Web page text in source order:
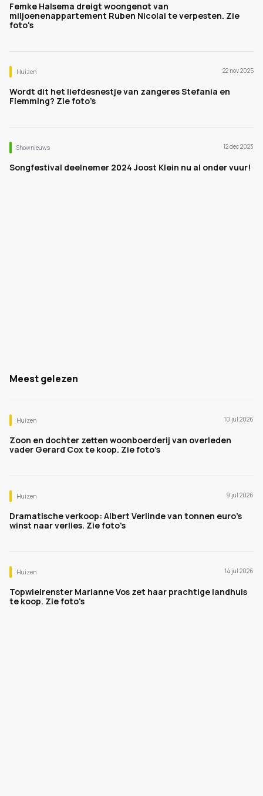
Femke Halsema dreigt woongenot van
miljoenenappartement Ruben Nicolai te verpesten. Zie
foto's
Huizen 22 nov 2025
Wordt dit het liefdesnestje van zangeres Stefania en
Flemming? Zie foto’s
Shownieuws 12 dec 2023
Songfestival deelnemer 2024 Joost Klein nu al onder vuur!
Meest gelezen
Huizen 10 jul 2026
Zoon en dochter zetten woonboerderij van overleden
vader Gerard Cox te koop. Zie foto's
Huizen 9 jul 2026
Dramatische verkoop: Albert Verlinde van tonnen euro's
winst naar verlies. Zie foto's
Huizen 14 jul 2026
Topwielrenster Marianne Vos zet haar prachtige landhuis
te koop. Zie foto's